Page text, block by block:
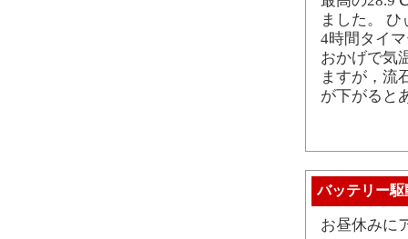
ました。 ひ
4時間タイ
おかげで気
ますが，流
が下がると
バッテリー駆
お昼休みに